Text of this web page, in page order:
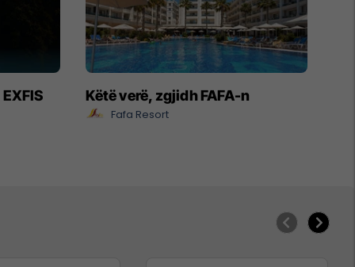
Këtë verë, zgjidh FAFA-n
Fafa Resort